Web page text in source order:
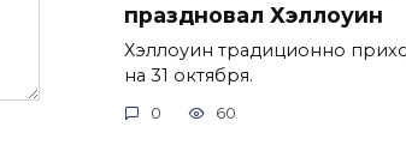
праздновал Хэллоуин
Хэллоуин традиционно
на 31 октября.
0 60